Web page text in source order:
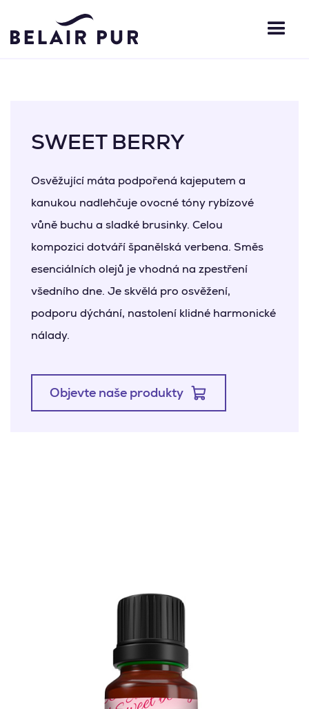
SWEET BERRY
Osvěžující máta podpořená kajeputem a
kanukou nadlehčuje ovocné tóny rybízové
vůně buchu a sladké brusinky. Celou
kompozici dotváří španělská verbena. Směs
esenciálních olejů je vhodná na zpestření
všedního dne. Je skvělá pro osvěžení,
podporu dýchání, nastolení klidné harmonické
nálady.
Objevte naše produkty